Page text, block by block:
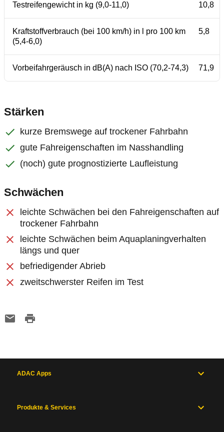
Testreifengewicht in kg (9,0-11,0) 10,8
Kraftstoffverbrauch (bei 100 km/h) in l pro 100 km
(5,4-6,0)
5,8
Vorbeifahrgeräusch in dB(A) nach ISO (70,2-74,3) 71,9
Stärken
kurze Bremswege auf trockener Fahrbahn
gute Fahreigenschaften im Nasshandling
(noch) gute prognostizierte Laufleistung
Schwächen
leichte Schwächen bei den Fahreigenschaften auf
trockener Fahrbahn
leichte Schwächen beim Aquaplaningverhalten
längs und quer
befriedigender Abrieb
zweitschwerster Reifen im Test
ADAC Apps
Produkte & Services